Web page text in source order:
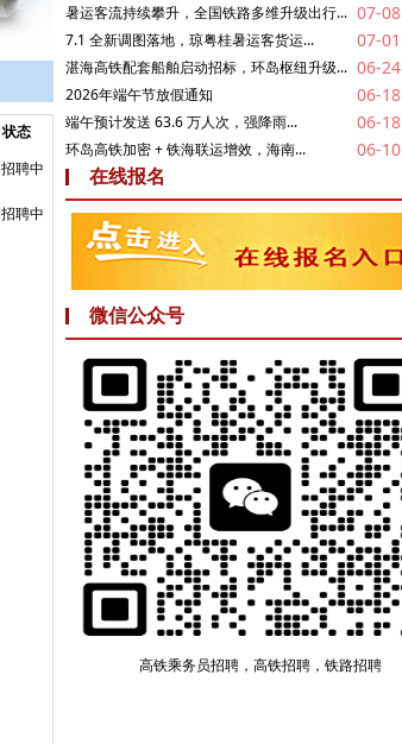
状态
招聘中
招聘中
暑运客流持续攀升，全国铁路多维升级出行... 07-08
7.1 全新调图落地，琼粤桂暑运客货运... 07-01
湛海高铁配套船舶启动招标，环岛枢纽升级... 06-24
2026年端午节放假通知 06-18
端午预计发送 63.6 万人次，强降雨... 06-18
环岛高铁加密 + 铁海联运增效，海南... 06-10
在线报名
微信公众号
高铁乘务员招聘，高铁招聘，铁路招聘